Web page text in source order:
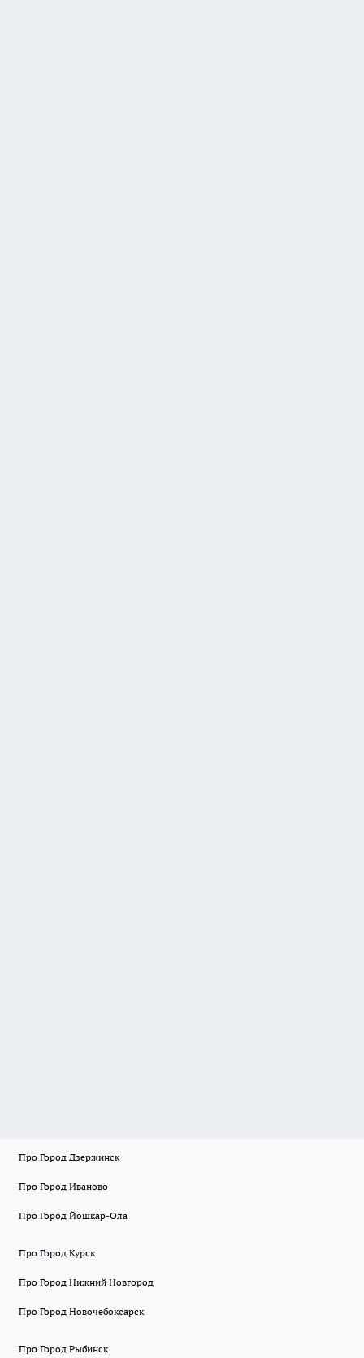
Про Город Дзержинск
Про Город Иваново
Про Город Йошкар-Ола
Про Город Курск
Про Город Нижний Новгород
Про Город Новочебоксарск
Про Город Рыбинск